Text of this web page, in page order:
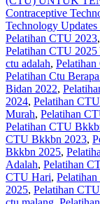
Contraceptive
Technology
Pelatihan CTU 2023,
Pelatihan CTU 2025
ctu adalah,
Pelatihan Ctu
Bidan 2022,
2024, Pelatihan
Murah, Pelatihan
Pelatihan CTU
CTU Bkkbn 2023,
Bkkbn 2025,
Adalah, Pelatihan
CTU Hari,
2025, Pelatihan